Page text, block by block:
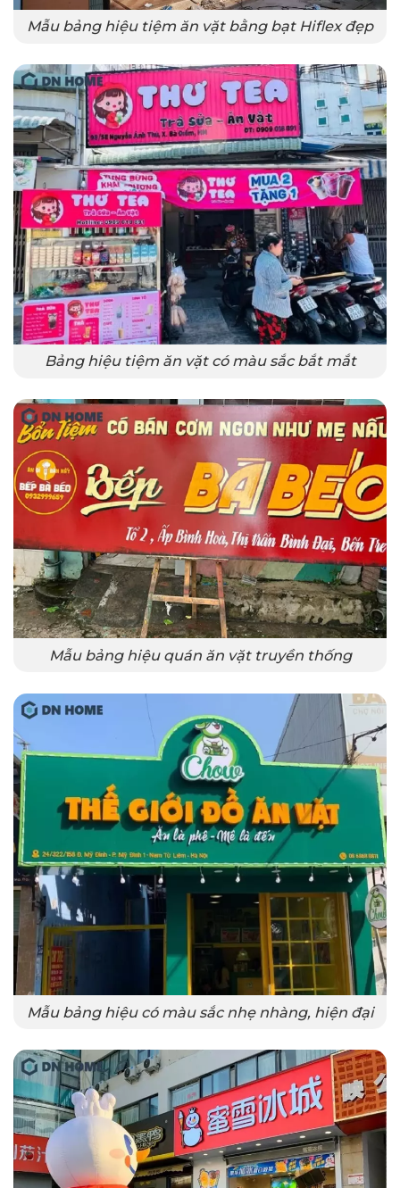
Mẫu bảng hiệu tiệm ăn vặt bằng bạt Hiflex đẹp
Bảng hiệu tiệm ăn vặt có màu sắc bắt mắt
Mẫu bảng hiệu quán ăn vặt truyền thống
Mẫu bảng hiệu có màu sắc nhẹ nhàng, hiện đại